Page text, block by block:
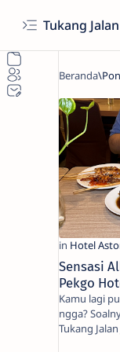
Tukang
Sensasi
Pekgo
Kamu lagi
ngga?
Tukang